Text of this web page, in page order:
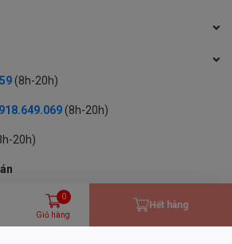
(8h-20h)
(8h-20h)
20h)
0
Giỏ hàng
Hết hàng